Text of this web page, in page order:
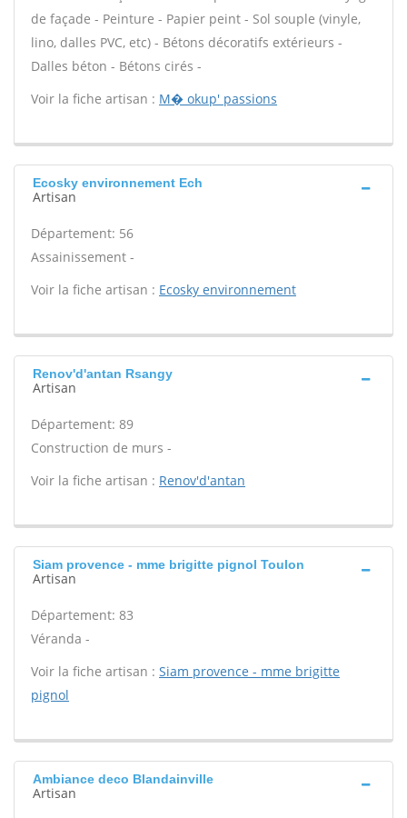
de façade - Peinture - Papier peint - Sol souple (vinyle,
lino, dalles PVC, etc) - Bétons décoratifs extérieurs -
Dalles béton - Bétons cirés -
Voir la fiche artisan : M� okup' passions
Ecosky environnement Ech
Artisan
Département: 56
Assainissement -
Voir la fiche artisan : Ecosky environnement
Renov'd'antan Rsangy
Artisan
Département: 89
Construction de murs -
Voir la fiche artisan : Renov'd'antan
Siam provence - mme brigitte pignol Toulon
Artisan
Département: 83
Véranda -
Voir la fiche artisan : Siam provence - mme brigitte
pignol
Ambiance deco Blandainville
Artisan